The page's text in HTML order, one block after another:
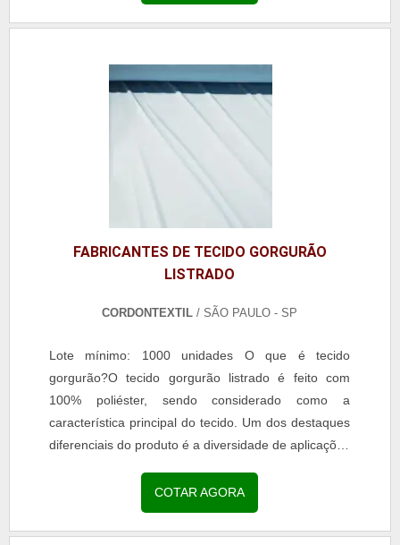
FABRICANTES DE TECIDO GORGURÃO
LISTRADO
CORDONTEXTIL / SÃO PAULO - SP
Lote mínimo: 1000 unidades O que é tecido
gorgurão?O tecido gorgurão listrado é feito com
100% poliéster, sendo considerado como a
característica principal do tecido. Um dos destaques
diferenciais do produto é a diversidade de aplicações
COTAR AGORA